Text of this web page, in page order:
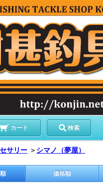
カート 検索
サリー ＞ シマノ（夢屋）
価格順